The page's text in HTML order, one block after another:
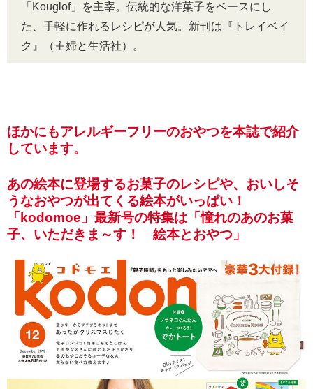
「Kouglof」を主宰。伝統的な洋菓子をベースにし
た、手軽に作れるレシピが人気。新刊は『トレイベイ
ク』（主婦と生活社）。
ほかにもアレルギーフリーのおやつを本誌で紹介
しています。
あの絵本に登場するお菓子のレシピや、おいしそ
うなおやつが出てくる絵本がいっぱい！
「kodomoe」最新号の特集は「憧れのあのお菓
子、いただきま～す！ 絵本とおやつ」